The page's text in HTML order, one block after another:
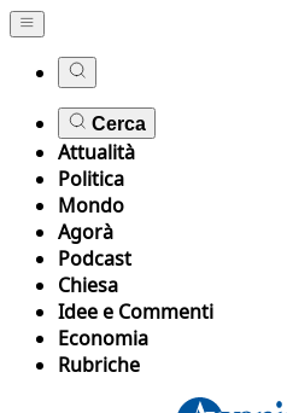
Cerca
Attualità
Politica
Mondo
Agorà
Podcast
Chiesa
Idee e Commenti
Economia
Rubriche